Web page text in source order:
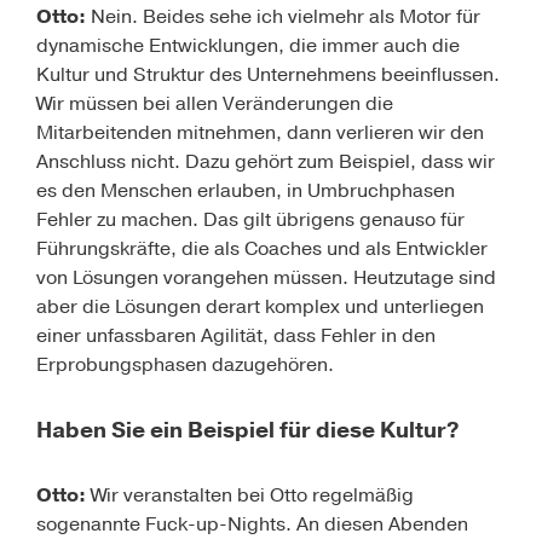
Otto: Nein. Beides sehe ich vielmehr als Motor für
dynamische Entwicklungen, die immer auch die
Kultur und Struktur des Unternehmens beeinflussen.
Wir müssen bei allen Veränderungen die
Mitarbeitenden mitnehmen, dann verlieren wir den
Anschluss nicht. Dazu gehört zum Beispiel, dass wir
es den Menschen erlauben, in Umbruchphasen
Fehler zu machen. Das gilt übrigens genauso für
Führungskräfte, die als Coaches und als Entwickler
von Lösungen vorangehen müssen. Heutzutage sind
aber die Lösungen derart komplex und unterliegen
einer unfassbaren Agilität, dass Fehler in den
Erprobungsphasen dazugehören.
Haben Sie ein Beispiel für diese Kultur?
Otto:Wir veranstalten bei Otto regelmäßig
sogenannte Fuck-up-Nights. An diesen Abenden